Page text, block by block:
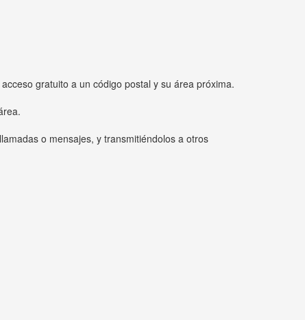
gratuito a un código postal y su área próxima.
o mensajes, y transmitiéndolos a otros